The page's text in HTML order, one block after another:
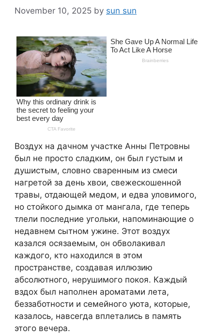
November 10, 2025 by sun sun
Воздух на дачном участке Анны Петровны
был не просто сладким, он был густым и
душистым, словно сваренным из смеси
нагретой за день хвои, свежескошенной
травы, отдающей медом, и едва уловимого,
но стойкого дымка от мангала, где теперь
тлели последние угольки, напоминающие о
недавнем сытном ужине. Этот воздух
казался осязаемым, он обволакивал
каждого, кто находился в этом
пространстве, создавая иллюзию
абсолютного, нерушимого покоя. Каждый
вздох был наполнен ароматами лета,
беззаботности и семейного уюта, которые,
казалось, навсегда вплетались в память
этого вечера.